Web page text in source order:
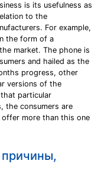
is its usefulness as
to the
For example,
the form of a
market. The phone is
and hailed as the
progress, other
versions of the
particular
the consumers are
more than this one